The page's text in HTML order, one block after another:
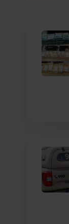
Caetité